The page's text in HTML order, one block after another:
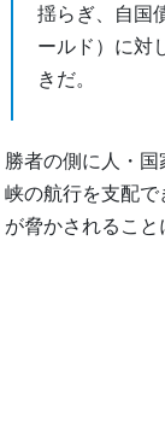
揺らぎ、自国
ールド）に対
きだ。
勝者の側に人・
峡の航行を支配
が脅かされること